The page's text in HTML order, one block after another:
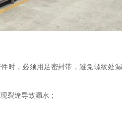
时，必须用足密封带，避免螺纹处漏
裂逢导致漏水；